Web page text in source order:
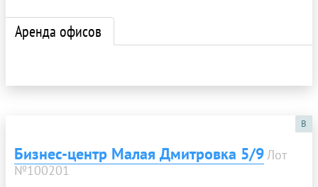
Аренда офисов
B
Бизнес-центр Малая Дмитровка 5/9Лот
№100201